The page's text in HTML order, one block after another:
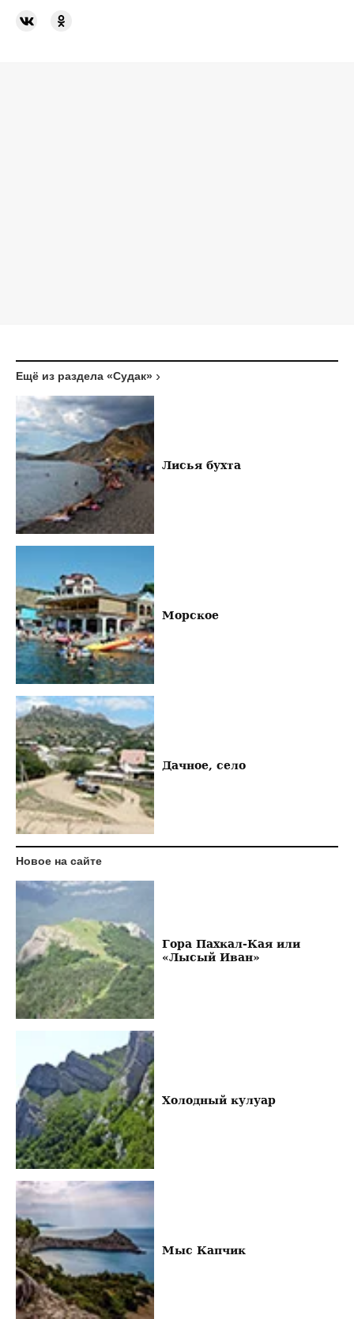
Ещё из раздела «Судак»
Лисья бухта
Морское
Дачное, село
Новое на сайте
Гора Пахкал-Кая или
«Лысый Иван»
Холодный кулуар
Мыс Капчик